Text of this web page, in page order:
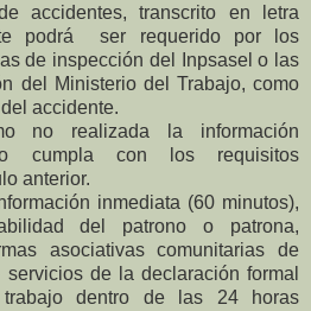
accidentes, transcrito en letra
podrá ser requerido por los
de inspección del Inpsasel o las
del Ministerio del Trabajo, como
accidente.
no realizada la información
cumpla con los requisitos
anterior.
inmediata (60 minutos),
del patrono o patrona,
asociativas comunitarias de
de la declaración formal
dentro de las 24 horas